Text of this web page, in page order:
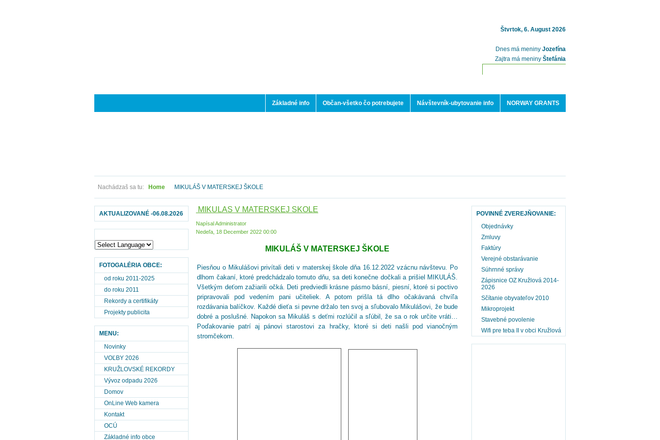
Štvrtok, 6. August 2026
Dnes má meniny Jozefína
Zajtra má meniny Štefánia
Základné info Občan-všetko čo potrebujete Návštevník-ubytovanie info NORWAY GRANTS
Nachádzaš sa tu: Home MIKULÁŠ V MATERSKEJ ŠKOLE
AKTUALIZOVANÉ -06.08.2026
FOTOGALÉRIA OBCE:
od roku 2011-2025
do roku 2011
Rekordy a certifikáty
Projekty publicita
MENU:
Novinky
VOĽBY 2026
KRUŽLOVSKÉ REKORDY
Vývoz odpadu 2026
Domov
OnLine Web kamera
Kontakt
OCÚ
Základné info obce
MIKULÁŠ V MATERSKEJ ŠKOLE
Napísal Administrator
Nedeľa, 18 December 2022 00:00
MIKULÁŠ V MATERSKEJ ŠKOLE
Piesňou o Mikulášovi privítali deti v materskej škole dňa 16.12.2022 vzácnu návštevu. Po
dlhom čakaní, ktoré predchádzalo tomuto dňu, sa deti konečne dočkali a prišiel MIKULÁŠ.
Všetkým deťom zažiarili očká. Deti predviedli krásne pásmo básní, piesní, ktoré si poctivo
pripravovali pod vedením pani učiteliek. A potom prišla tá dlho očakávaná chvíľa
rozdávania balíčkov. Každé dieťa si pevne držalo ten svoj a sľubovalo Mikulášovi, že bude
dobré a poslušné. Napokon sa Mikuláš s deťmi rozlúčil a sľúbil, že sa o rok určite vráti…
Poďakovanie patrí aj pánovi starostovi za hračky, ktoré si deti našli pod vianočným
stromčekom.
POVINNÉ ZVEREJŇOVANIE:
Objednávky
Zmluvy
Faktúry
Verejné obstarávanie
Súhrnné správy
Zápisnice OZ Kružlová 2014-
2026
Sčítanie obyvateľov 2010
Mikroprojekt
Stavebné povolenie
Wifi pre teba II v obci Kružlová